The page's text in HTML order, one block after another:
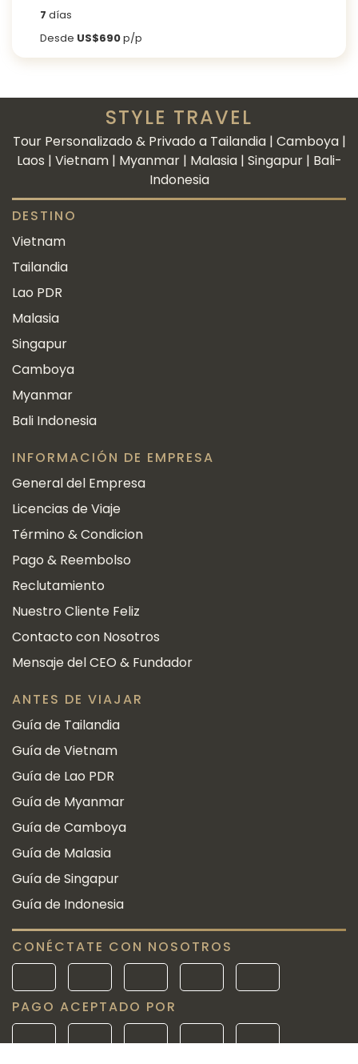
7 días
Desde US$690p/p
STYLE TRAVEL
Tour Personalizado & Privado a Tailandia | Camboya |
Laos | Vietnam | Myanmar | Malasia | Singapur | Bali-
Indonesia
DESTINO
Vietnam
Tailandia
Lao PDR
Malasia
Singapur
Camboya
Myanmar
Bali Indonesia
INFORMACIÓN DE EMPRESA
General del Empresa
Licencias de Viaje
Término & Condicion
Pago & Reembolso
Reclutamiento
Nuestro Cliente Feliz
Contacto con Nosotros
Mensaje del CEO & Fundador
ANTES DE VIAJAR
Guía de Tailandia
Guía de Vietnam
Guía de Lao PDR
Guía de Myanmar
Guía de Camboya
Guía de Malasia
Guía de Singapur
Guía de Indonesia
CONÉCTATE CON NOSOTROS
PAGO ACEPTADO POR